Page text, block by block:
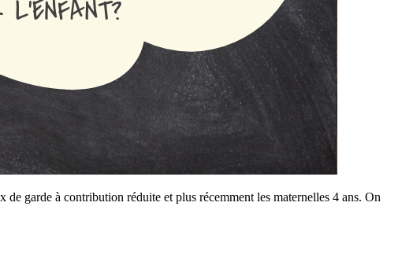
garde à contribution réduite et plus récemment les maternelles 4 ans. On